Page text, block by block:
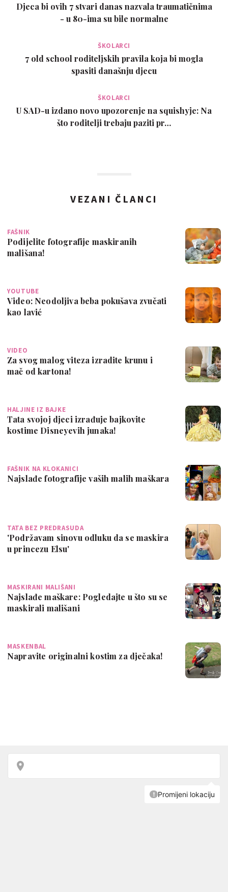
Djeca bi ovih 7 stvari danas nazvala traumatičnima
- u 80-ima su bile normalne
ŠKOLARCI
7 old school roditeljskih pravila koja bi mogla
spasiti današnju djecu
ŠKOLARCI
U SAD-u izdano novo upozorenje na squishyje: Na
što roditelji trebaju paziti pr…
VEZANI ČLANCI
FAŠNIK
Podijelite fotografije maskiranih
mališana!
YOUTUBE
Video: Neodoljiva beba pokušava zvučati
kao lavić
VIDEO
Za svog malog viteza izradite krunu i
mač od kartona!
HALJINE IZ BAJKE
Tata svojoj djeci izrađuje bajkovite
kostime Disneyevih junaka!
FAŠNIK NA KLOKANICI
Najslađe fotografije vaših malih maškara
TATA BEZ PREDRASUDA
'Podržavam sinovu odluku da se maskira
u princezu Elsu'
MASKIRANI MALIŠANI
Najslađe maškare: Pogledajte u što su se
maskirali mališani
MASKENBAL
Napravite originalni kostim za dječaka!